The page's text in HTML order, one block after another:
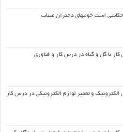
است خونبهای دختران میناب
با گل و گیاه در درس کار و فناوری
و تعمیر لوازم الکترونیکی در درس کار